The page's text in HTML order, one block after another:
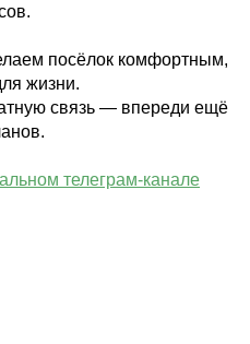
посёлок комфортным,
жизни.
связь — впереди ещё
телеграм-канале